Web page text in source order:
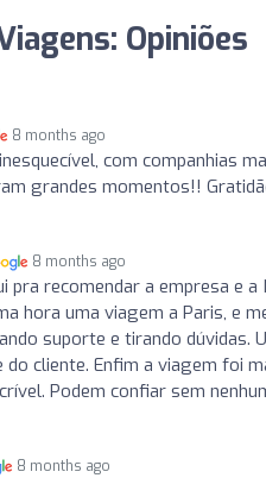
Opiniões
8 months ago
com companhias
grandes momentos!!
8 months ago
pra recomendar a empresa e
hora uma viagem a Paris, e
suporte e tirando dúvidas.
cliente. Enfim a viagem foi
Podem confiar sem
8 months ago